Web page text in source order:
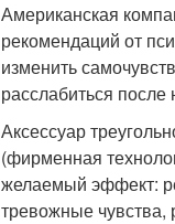
Американская
рекомендаций от
изменить
расслабиться
Аксессуар
(фирменная
желаемый эффект:
тревожные чувства,